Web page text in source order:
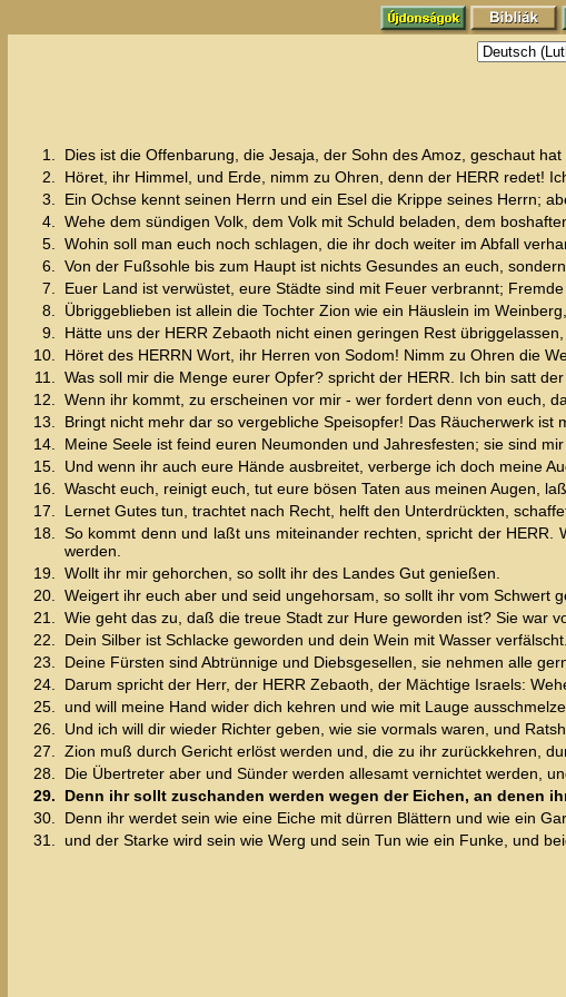
1.
Dies ist die Offenbarung, die Jesaja, der Sohn des Amoz, geschaut
2.
Höret, ihr Himmel, und Erde, nimm zu Ohren, denn der HERR redet!
3.
Ein Ochse kennt seinen Herrn und ein Esel die Krippe seines Herrn;
4.
Wehe dem sündigen Volk, dem Volk mit Schuld beladen, dem
5.
Wohin soll man euch noch schlagen, die ihr doch weiter im Abfall
6.
Von der Fußsohle bis zum Haupt ist nichts Gesundes an euch,
7.
Euer Land ist verwüstet, eure Städte sind mit Feuer verbrannt;
8.
Übriggeblieben ist allein die Tochter Zion wie ein Häuslein im
9.
Hätte uns der HERR Zebaoth nicht einen geringen Rest
10.
Höret des HERRN Wort, ihr Herren von Sodom! Nimm zu Ohren die
11.
Was soll mir die Menge eurer Opfer? spricht der HERR. Ich bin satt
12.
Wenn ihr kommt, zu erscheinen vor mir - wer fordert denn von euch,
13.
Bringt nicht mehr dar so vergebliche Speisopfer! Das Räucherwerk
14.
Meine Seele ist feind euren Neumonden und Jahresfesten; sie sind
15.
Und wenn ihr auch eure Hände ausbreitet, verberge ich doch meine
16.
Wascht euch, reinigt euch, tut eure bösen Taten aus meinen Augen,
17.
Lernet Gutes tun, trachtet nach Recht, helft den Unterdrückten,
18.
So kommt denn und laßt uns miteinander rechten, spricht der
werden.
19.
Wollt ihr mir gehorchen, so sollt ihr des Landes Gut genießen.
20.
Weigert ihr euch aber und seid ungehorsam, so sollt ihr vom Schwert
21.
Wie geht das zu, daß die treue Stadt zur Hure geworden ist? Sie war
22.
Dein Silber ist Schlacke geworden und dein Wein mit Wasser verfälscht.
23.
Deine Fürsten sind Abtrünnige und Diebsgesellen, sie nehmen alle
24.
Darum spricht der Herr, der HERR Zebaoth, der Mächtige Israels:
25.
und will meine Hand wider dich kehren und wie mit Lauge
26.
Und ich will dir wieder Richter geben, wie sie vormals waren, und
27.
Zion muß durch Gericht erlöst werden und, die zu ihr zurückkehren,
28.
Die Übertreter aber und Sünder werden allesamt vernichtet werden,
29.
Denn ihr sollt zuschanden werden wegen der Eichen, an denen
30.
Denn ihr werdet sein wie eine Eiche mit dürren Blättern und wie ein
31.
und der Starke wird sein wie Werg und sein Tun wie ein Funke, und